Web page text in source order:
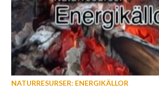
NATURRESURSER: ENERGIKÄLLOR